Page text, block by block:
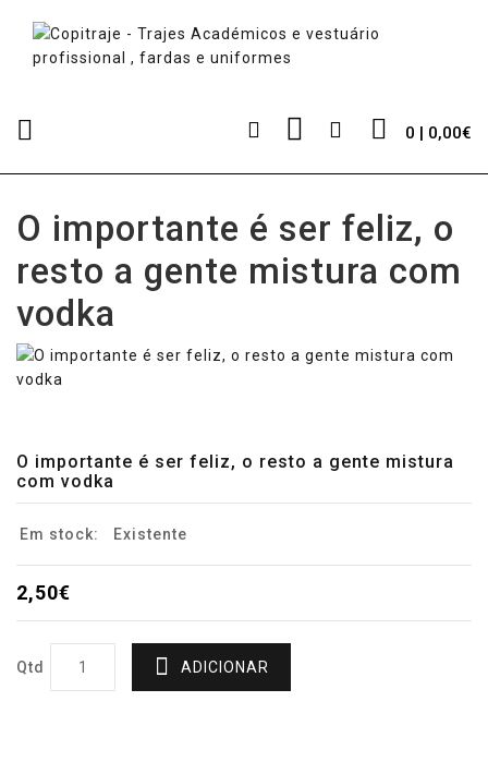
0 | 0,00€
O importante é ser feliz, o
resto a gente mistura com
vodka
O importante é ser feliz, o resto a gente mistura
com vodka
Em stock: Existente
2,50€
Qtd ADICIONAR